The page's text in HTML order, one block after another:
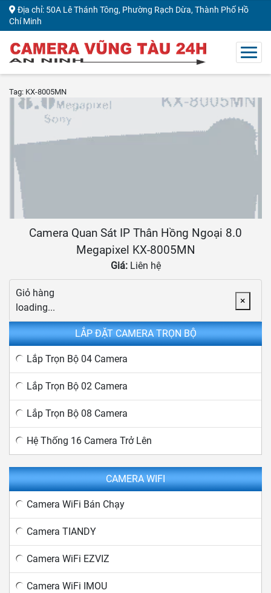
Địa chỉ: 50A Lê Thánh Tông, Phường Rạch Dừa, Thành Phố Hồ
Chí Minh
Tag: KX-8005MN
Camera Quan Sát IP Thân Hồng Ngoại 8.0
Megapixel KX-8005MN
Giá: Liên hệ
×
Giỏ hàng
loading...
LẮP ĐẶT CAMERA TRỌN BỘ
Lắp Trọn Bộ 04 Camera
Lắp Trọn Bộ 02 Camera
Lắp Trọn Bộ 08 Camera
Hệ Thống 16 Camera Trở Lên
CAMERA WIFI
Camera WiFi Bán Chạy
Camera TIANDY
Camera WiFi EZVIZ
Camera WiFi IMOU